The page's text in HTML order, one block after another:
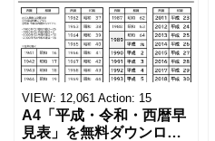
VIEW: 12,061 Action: 15
A4「平成・令和・西暦早
見表」を無料ダウンロー